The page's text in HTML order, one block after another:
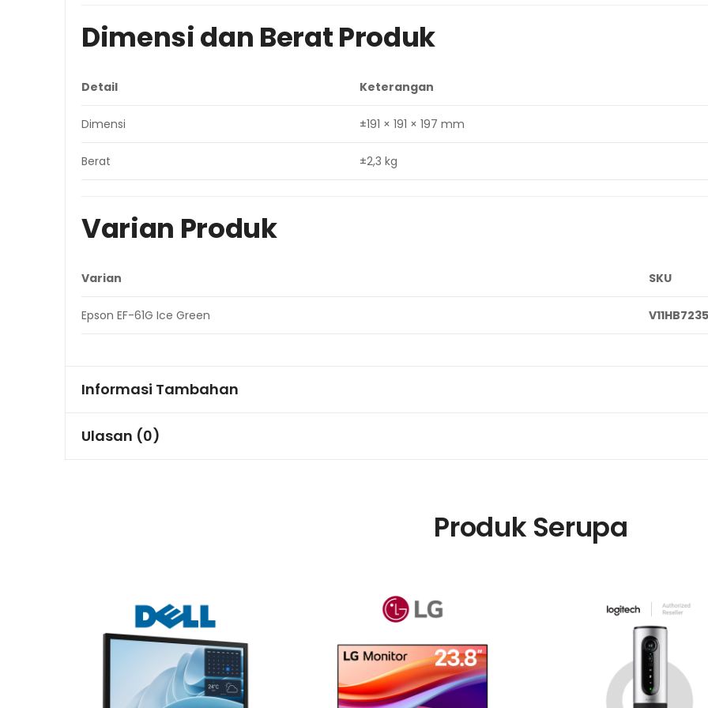
Dimensi dan Berat Produk
Detail Keterangan
Dimensi ±191 × 191 × 197 mm
Berat ±2,3 kg
Varian Produk
Varian SKU
Epson EF-61G Ice Green
Informasi Tambahan
Ulasan (0)
Produk Serupa